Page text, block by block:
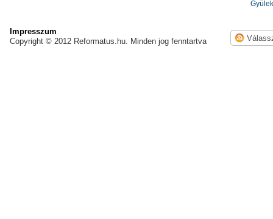
Impresszum
Copyright © 2012 Reformatus.hu. Minden jog fenntartva